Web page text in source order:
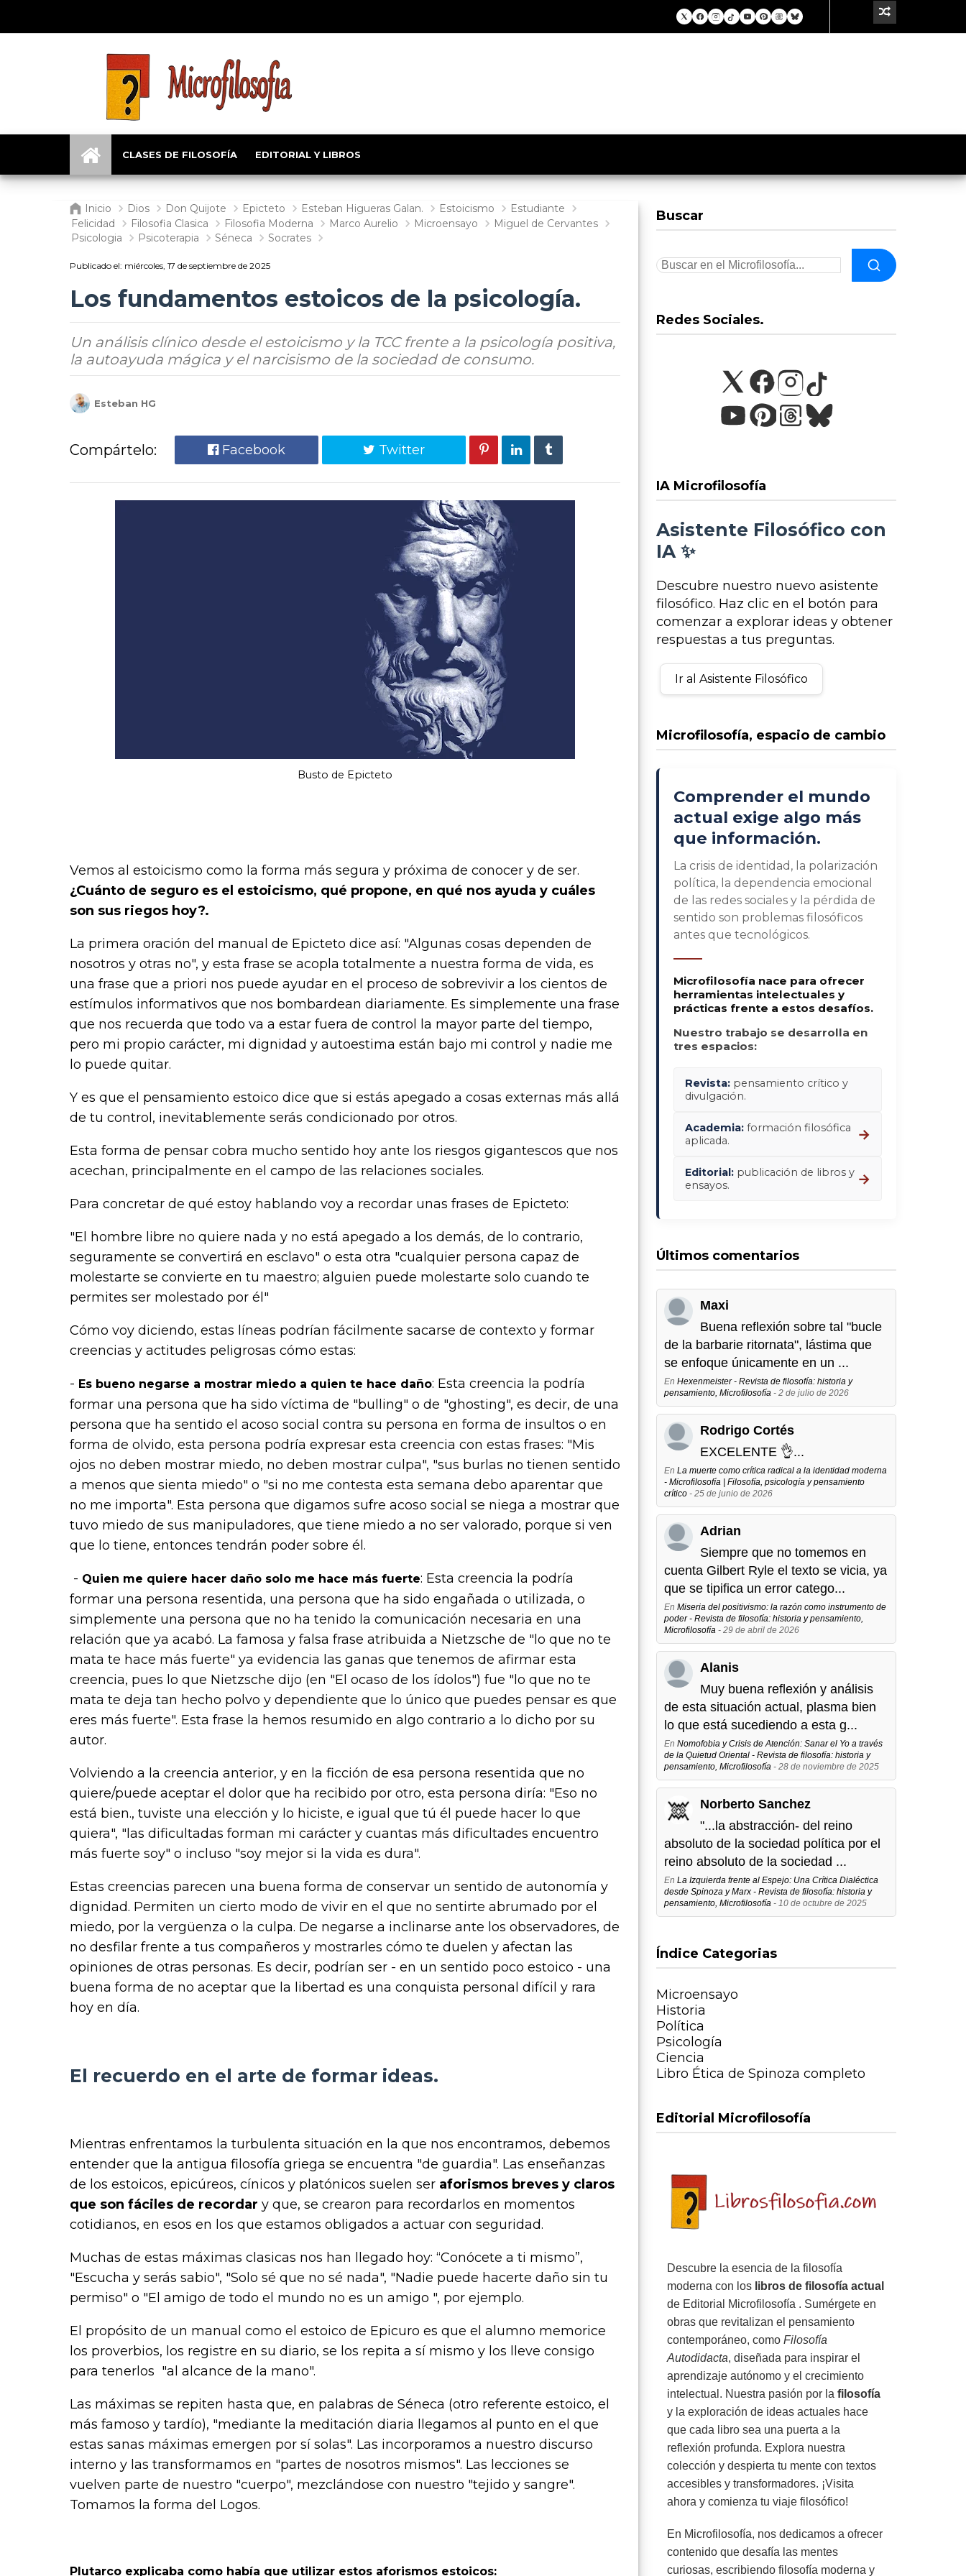
CLASES DE FILOSOFÍA EDITORIAL Y LIBROS
Inicio Dios Don Quijote Epicteto Esteban Higueras Galan. Estoicismo
Estudiante
Felicidad
Filosofia Clasica Filosofia Moderna Marco Aurelio Microensayo
Miguel de Cervantes
Psicologia
Psicoterapia Séneca Socrates
Publicado el: miércoles, 17 de septiembre de 2025
Los fundamentos estoicos de la psicología.
Un análisis clínico desde el estoicismo y la TCC frente a la psicología positiva,
la autoayuda mágica y el narcisismo de la sociedad de consumo.
Esteban HG
Compártelo: Facebook Twitter
Busto de Epicteto
Vemos al estoicismo como la forma más segura y próxima de conocer y de ser.
¿Cuánto de seguro es el estoicismo, qué propone, en qué nos ayuda y cuáles
son sus riegos hoy?.
La primera oración del manual de Epicteto dice así: "Algunas cosas dependen de
nosotros y otras no", y esta frase se acopla totalmente a nuestra forma de vida, es
una frase que a priori nos puede ayudar en el proceso de sobrevivir a los cientos de
estímulos informativos que nos bombardean diariamente. Es simplemente una frase
que nos recuerda que todo va a estar fuera de control la mayor parte del tiempo,
pero mi propio carácter, mi dignidad y autoestima están bajo mi control y nadie me
lo puede quitar.
Y es que el pensamiento estoico dice que si estás apegado a cosas externas más allá
de tu control, inevitablemente serás condicionado por otros.
Esta forma de pensar cobra mucho sentido hoy ante los riesgos gigantescos que nos
acechan, principalmente en el campo de las relaciones sociales.
Para concretar de qué estoy hablando voy a recordar unas frases de Epicteto:
"El hombre libre no quiere nada y no está apegado a los demás, de lo contrario,
seguramente se convertirá en esclavo" o esta otra "cualquier persona capaz de
molestarte se convierte en tu maestro; alguien puede molestarte solo cuando te
permites ser molestado por él "
Cómo voy diciendo, estas líneas podrían fácilmente sacarse de contexto y formar
creencias y actitudes peligrosas cómo estas:
- Es bueno negarse a mostrar miedo a quien te hace daño: Esta creencia la podría
formar una persona que ha sido víctima de "bulling" o de "ghosting", es decir, de una
persona que ha sentido el acoso social contra su persona en forma de insultos o en
forma de olvido, esta persona podría expresar esta creencia con estas frases: "Mis
ojos no deben mostrar miedo, no deben mostrar culpa", "sus burlas no tienen sentido
a menos que sienta miedo" o "si no me contesta esta semana debo aparentar que
no me importa". Esta persona que digamos sufre acoso social se niega a mostrar que
tuvo miedo de sus manipuladores, que tiene miedo a no ser valorado, porque si ven
que lo tiene, entonces tendrán poder sobre él.
- Quien me quiere hacer daño solo me hace más fuerte: Esta creencia la podría
formar una persona resentida, una persona que ha sido engañada o utilizada, o
simplemente una persona que no ha tenido la comunicación necesaria en una
relación que ya acabó. La famosa y falsa frase atribuida a Nietzsche de "l o que no te
mata te hace más fuerte" ya evidencia las ganas que tenemos de afirmar esta
creencia, pues lo que Nietzsche dijo (en "El ocaso de los ídolos") fue " lo que no te
mata te deja tan hecho polvo y dependiente que lo único que puedes pensar es que
eres más fuerte". Esta frase la hemos resumido en algo contrario a lo dicho por su
autor.
Volviendo a la creencia anterior, y en la ficción de esa persona resentida que no
quiere/puede aceptar el dolor que ha recibido por otro, esta persona diría: "Eso no
está bien., tuviste una elección y lo hiciste, e igual que tú él puede hacer lo que
quiera", "las dificultadas forman mi carácter y cuantas más dificultades encuentro
más fuerte soy" o incluso "soy mejor si la vida es dura".
Estas creencias parecen una buena forma de conservar un sentido de autonomía y
dignidad. Permiten un cierto modo de vivir en el que no sentirte abrumado por el
miedo, por la vergüenza o la culpa. De negarse a inclinarse ante los observadores, de
no desfilar frente a tus compañeros y mostrarles cómo te duelen y afectan las
opiniones de otras personas. Es decir, podrían ser - en un sentido poco estoico - una
buena forma de no aceptar que la libertad es una conquista personal difícil y rara
hoy en día.
El recuerdo en el arte de formar ideas.
Mientras enfrentamos la turbulenta situación en la que nos encontramos, debemos
entender que la antigua filosofía griega se encuentra "de guardia". Las enseñanzas
de los estoicos, epicúreos, cínicos y platónicos suelen ser aforismos breves y claros
que son fáciles de recordar y que, se crearon para recordarlos en momentos
cotidianos, en esos en los que estamos obligados a actuar con seguridad.
Muchas de estas máximas clasicas nos han llegado hoy: “Conócete a ti mismo”,
"Escucha y serás sabio", "Solo sé que no sé nada", "Nadie puede hacerte daño sin tu
permiso" o "El amigo de todo el mundo no es un amigo ", por ejemplo.
El propósito de un manual como el estoico de Epicuro es que el alumno memorice
los proverbios, los registre en su diario, se los repita a sí mismo y los lleve consigo
para tenerlos "al alcance de la mano".
Las máximas se repiten hasta que, en palabras de Séneca (otro referente estoico, el
más famoso y tardío), "mediante la meditación diaria llegamos al punto en el que
estas sanas máximas emergen por sí solas". Las incorporamos a nuestro discurso
interno y las transformamos en "partes de nosotros mismos". Las lecciones se
vuelven parte de nuestro "cuerpo", mezclándose con nuestro "tejido y sangre".
Tomamos la forma del Logos.
Plutarco explicaba como había que utilizar estos aforismos estoicos:
Buscar
Redes Sociales.
IA Microfilosofía
Asistente Filosófico con
IA ✨
Descubre nuestro nuevo asistente
filosófico. Haz clic en el botón para
comenzar a explorar ideas y obtener
respuestas a tus preguntas.
Ir al Asistente Filosófico
Microfilosofía, espacio de cambio
Comprender el mundo
actual exige algo más
que información.
La crisis de identidad, la polarización
política, la dependencia emocional
de las redes sociales y la pérdida de
sentido son problemas filosóficos
antes que tecnológicos.
Microfilosofía nace para ofrecer
herramientas intelectuales y
prácticas frente a estos desafíos.
Nuestro trabajo se desarrolla en
tres espacios:
Revista: pensamiento crítico y
divulgación.
Academia: formación filosófica
aplicada.
→
Editorial: publicación de libros y
ensayos.
→
Últimos comentarios
Maxi
Buena reflexión sobre tal "bucle
de la barbarie ritornata", lástima que
se enfoque únicamente en un ...
En Hexenmeister - Revista de filosofía: historia y
pensamiento, Microfilosofía - 2 de julio de 2026
Rodrigo Cortés
EXCELENTE 👌...
En La muerte como crítica radical a la identidad moderna
- Microfilosofía | Filosofía, psicología y pensamiento
crítico - 25 de junio de 2026
Adrian
Siempre que no tomemos en
cuenta Gilbert Ryle el texto se vicia, ya
que se tipifica un error catego...
En Miseria del positivismo: la razón como instrumento de
poder - Revista de filosofía: historia y pensamiento,
Microfilosofía - 29 de abril de 2026
Alanis
Muy buena reflexión y análisis
de esta situación actual, plasma bien
lo que está sucediendo a esta g...
En Nomofobia y Crisis de Atención: Sanar el Yo a través
de la Quietud Oriental - Revista de filosofía: historia y
pensamiento, Microfilosofía - 28 de noviembre de 2025
Norberto Sanchez
"...la abstracción- del reino
absoluto de la sociedad política por el
reino absoluto de la sociedad ...
En La Izquierda frente al Espejo: Una Crítica Dialéctica
desde Spinoza y Marx - Revista de filosofía: historia y
pensamiento, Microfilosofía - 10 de octubre de 2025
Índice Categorias
Microensayo
Historia
Política
Psicología
Ciencia
Libro Ética de Spinoza completo
Editorial Microfilosofía
Descubre la esencia de la filosofía
moderna con los libros de filosofía actual
de Editorial Microfilosofía . Sumérgete en
obras que revitalizan el pensamiento
contemporáneo, como Filosofía
Autodidacta, diseñada para inspirar el
aprendizaje autónomo y el crecimiento
intelectual. Nuestra pasión por la filosofía
y la exploración de ideas actuales hace
que cada libro sea una puerta a la
reflexión profunda. Explora nuestra
colección y despierta tu mente con textos
accesibles y transformadores. ¡Visita
ahora y comienza tu viaje filosófico!
En Microfilosofía, nos dedicamos a ofrecer
contenido que desafía las mentes
curiosas, escribiendo filosofía moderna y